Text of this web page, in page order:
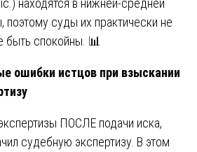
суды их практически не
спокойны. 📊
ошибки истцов при взыскании
ПОСЛЕ подачи иска,
судебную экспертизу. В этом